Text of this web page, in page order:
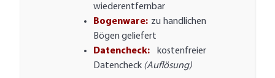
wiederentfernbar
Bogenware:zu handlichen
Bögen geliefert
Datencheck:kostenfreier
Datencheck (Auflösung)